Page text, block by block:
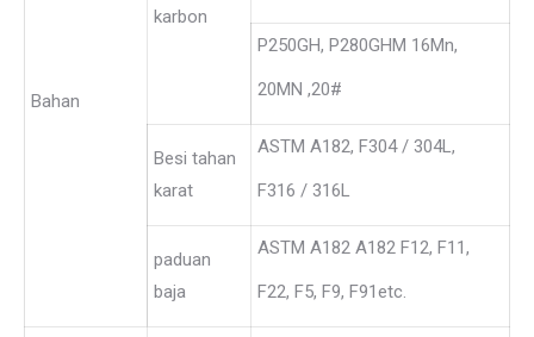
Bahan
karbon
P250GH, P280GHM 16Mn,
20MN ,20#
Besi tahan
karat
ASTM A182, F304 / 304L,
F316 / 316L
paduan
baja
ASTM A182 A182 F12, F11,
F22, F5, F9, F91etc.